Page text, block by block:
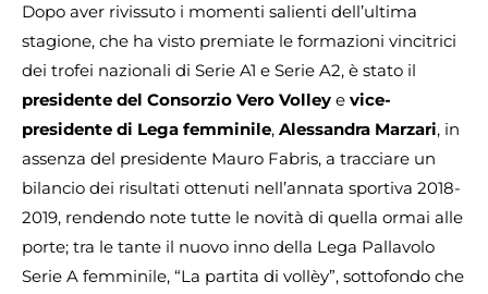
Dopo aver rivissuto i momenti salienti dell’ultima
stagione, che ha visto premiate le formazioni vincitrici
dei trofei nazionali di Serie A1 e Serie A2, è stato il
presidente del Consorzio Vero Volley e vice-
presidente di Lega femminile, Alessandra Marzari, in
assenza del presidente Mauro Fabris, a tracciare un
bilancio dei risultati ottenuti nell’annata sportiva 2018-
2019, rendendo note tutte le novità di quella ormai alle
porte; tra le tante il nuovo inno della Lega Pallavolo
Serie A femminile, “La partita di vollèy”, sottofondo che